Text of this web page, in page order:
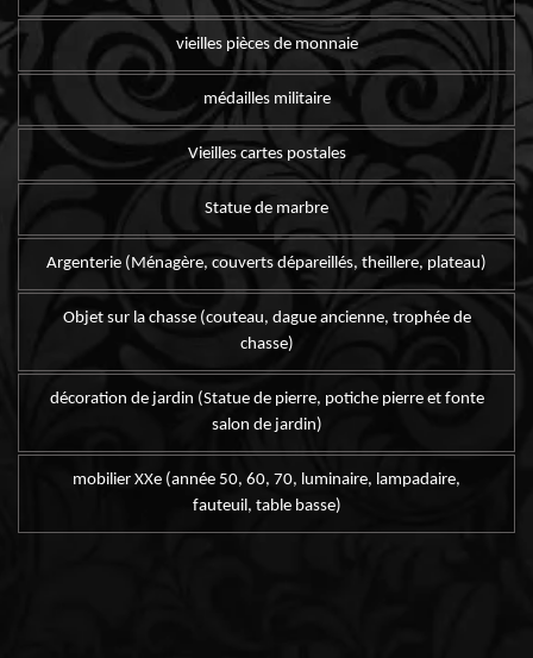
vieilles pièces de monnaie
médailles militaire
Vieilles cartes postales
Statue de marbre
Argenterie (Ménagère, couverts dépareillés, theillere, plateau)
Objet sur la chasse (couteau, dague ancienne, trophée de
chasse)
décoration de jardin (Statue de pierre, potiche pierre et fonte
salon de jardin)
mobilier XXe (année 50, 60, 70, luminaire, lampadaire,
fauteuil, table basse)